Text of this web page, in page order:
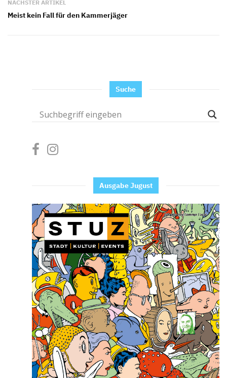
NÄCHSTER ARTIKEL
Meist kein Fall für den Kammerjäger
Suche
Ausgabe Jugust